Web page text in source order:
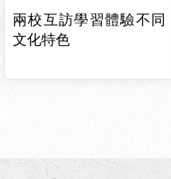
兩校互訪學習體驗不同
文化特色